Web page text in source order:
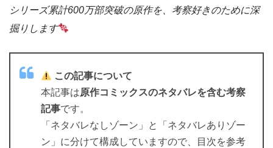
シリーズ累計600万部突破の原作を、考察好きのために深
掘りします
この記事について
本記事は原作コミックスのネタバレを含む考察
記事です。
「ネタバレなしゾーン」と「ネタバレありゾー
ン」に分けて構成していますので、目次を参考